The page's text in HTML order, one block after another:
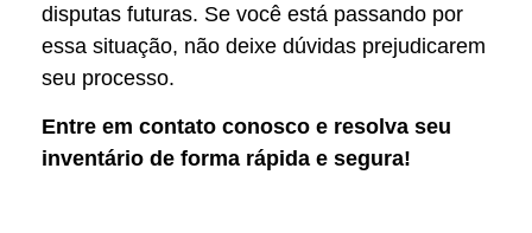
disputas futuras. Se você está passando por
essa situação, não deixe dúvidas prejudicarem
seu processo.
Entre em contato conosco e resolva seu
inventário de forma rápida e segura!